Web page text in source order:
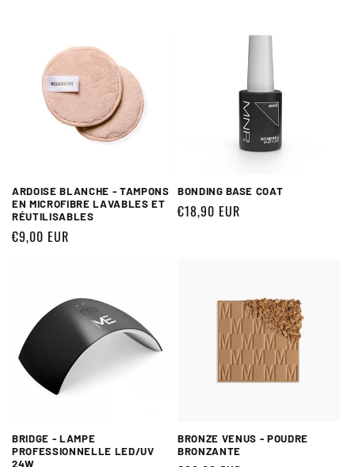
ARDOISE BLANCHE - TAMPONS
EN MICROFIBRE LAVABLES ET
RÉUTILISABLES
Prix
€9,00 EUR
BONDING BASE COAT
Prix
€18,90 EUR
BRIDGE - LAMPE
PROFESSIONNELLE LED/UV
24W
BRONZE VENUS - POUDRE
BRONZANTE